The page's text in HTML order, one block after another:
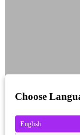
Choose
English